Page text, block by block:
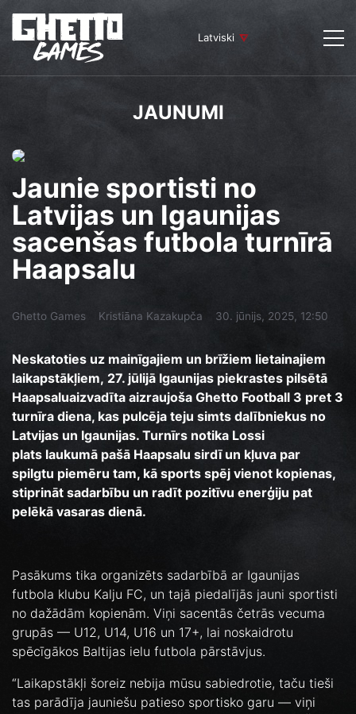
Latviski
JAUNUMI
Jaunie sportisti no
Latvijas un Igaunijas
sacenšas futbola turnīrā
Haapsalu
Ghetto Games Kristiāna Kazakupča 30. jūnijs, 2025, 12:50
Neskatoties uz mainīgajiem un brīžiem lietainajiem
laikapstākļiem, 27. jūlijā Igaunijas piekrastes pilsētā
Haapsaluaizvadīta aizraujoša Ghetto Football 3 pret 3
turnīra diena, kas pulcēja teju simts dalībniekus no
Latvijas un Igaunijas. Turnīrs notika Lossi
plats laukumā pašā Haapsalu sirdī un kļuva par
spilgtu piemēru tam, kā sports spēj vienot kopienas,
stiprināt sadarbību un radīt pozitīvu enerģiju pat
pelēkā vasaras dienā.
Pasākums tika organizēts sadarbībā ar Igaunijas
futbola klubu Kalju FC, un tajā piedalījās jauni sportisti
no dažādām kopienām. Viņi sacentās četrās vecuma
grupās — U12, U14, U16 un 17+, lai noskaidrotu
spēcīgākos Baltijas ielu futbola pārstāvjus.
“Laikapstākļi šoreiz nebija mūsu sabiedrotie, taču tieši
tas parādīja jauniešu patieso sportisko garu — viņi